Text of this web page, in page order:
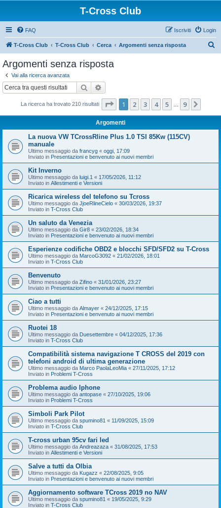
T-Cross Club
FAQ Login
Iscriviti
T-Cross Club T-Cross Club Cerca Argomenti senza risposta
Argomenti senza risposta
Vai alla ricerca avanzata
Cerca
La ricerca ha trovato 210 risultati Pagina di
1 2 3 4 5 9
Argomenti
La nuova VW TCrossRline Plus 1.0 TSI 85Kw (115CV)
manuale
Ultimo messaggio da francyg « oggi, 17:09
Inviato in Presentazioni e benvenuto ai nuovi membri
Kit Inverno
Ultimo messaggio da luigi.1 « 17/05/2026, 11:12
Inviato in Allestimenti e Versioni
Ricarica wireless del telefono su Tcross
Ultimo messaggio da JjoeRlineCielo « 30/03/2026, 19:37
Inviato in T-Cross Club
Un saluto da Venezia
Ultimo messaggio da Gir8 « 23/02/2026, 18:34
Inviato in Presentazioni e benvenuto ai nuovi membri
Esperienze codifiche OBD2 e blocchi SFD/SFD2 su T-Cross
Ultimo messaggio da MarcoG3092 « 21/02/2026, 18:01
Inviato in T-Cross Club
Benvenuto
Ultimo messaggio da Zifino « 31/01/2026, 23:27
Inviato in Presentazioni e benvenuto ai nuovi membri
Ciao a tutti
Ultimo messaggio da Almayer « 24/12/2025, 17:15
Inviato in Presentazioni e benvenuto ai nuovi membri
Ruotei 18
Ultimo messaggio da Duesettembre « 04/12/2025, 17:36
Inviato in T-Cross Club
Compatibilità sistema navigazione T CROSS del 2019 con
telefoni android di ultima generazione
Ultimo messaggio da Marco PaolaLeoMia « 27/11/2025, 17:12
Inviato in Problemi T-Cross
Problema audio Iphone
Ultimo messaggio da antopase « 27/10/2025, 19:06
Inviato in Problemi T-Cross
Simboli Park Pilot
Ultimo messaggio da spumino81 « 11/09/2025, 15:09
Inviato in T-Cross Club
T-cross urban 95cv fari led
Ultimo messaggio da Andreazaza « 31/08/2025, 17:53
Inviato in Allestimenti e Versioni
Salve a tutti da Olbia
Ultimo messaggio da Kugazz « 22/08/2025, 9:05
Inviato in Presentazioni e benvenuto ai nuovi membri
Aggiornamento software TCross 2019 no NAV
Ultimo messaggio da spumino81 « 19/05/2025, 9:29
Inviato in T-Cross Club